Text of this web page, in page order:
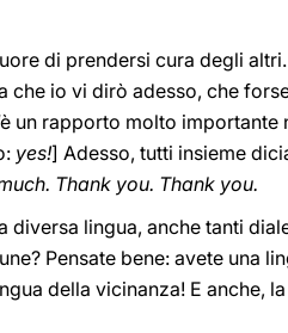
di prendersi cura degli
io vi dirò adesso, che
un rapporto molto importante
yes!] Adesso, tutti insieme
Thank you. Thank you.
lingua, anche tanti
Pensate bene: avete una
della vicinanza! E anche,